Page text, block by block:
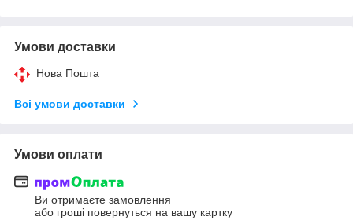
Умови доставки
Нова Пошта
Всі умови доставки
Умови оплати
Ви отримаєте замовлення
або гроші повернуться на вашу картку